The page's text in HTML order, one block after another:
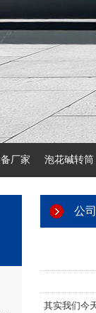
厂家 泡花碱转筒
公
其实我们今